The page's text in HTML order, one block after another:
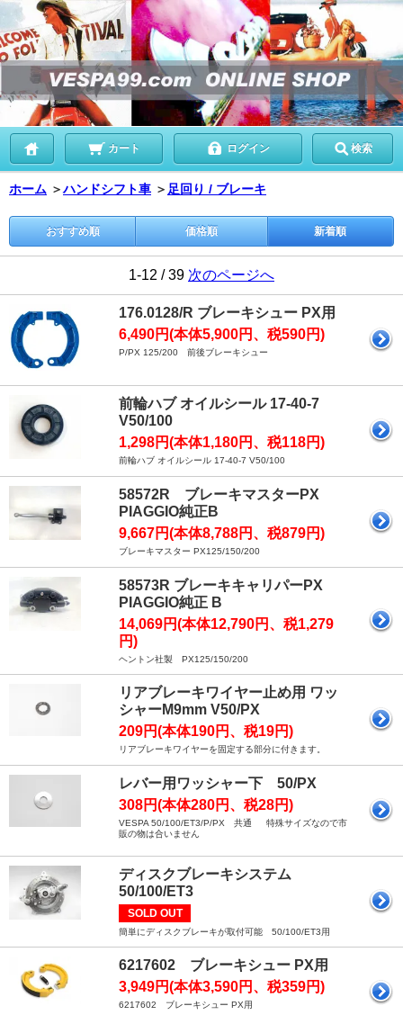
カート ログイン 検索
ホーム ＞ハンドシフト車 ＞ 足回り / ブレーキ
おすすめ順 価格順 新着順
1-12 / 39 次のページへ
176.0128/R ブレーキシュー PX用
6,490円(本体5,900円、税590円)
P/PX 125/200 前後ブレーキシュー
前輪ハブ オイルシール 17-40-7
V50/100
1,298円(本体1,180円、税118円)
前輪ハブ オイルシール 17-40-7 V50/100
58572R ブレーキマスターPX
PIAGGIO純正B
9,667円(本体8,788円、税879円)
ブレーキマスター PX125/150/200
58573R ブレーキキャリパーPX
PIAGGIO純正 B
14,069円(本体12,790円、税1,279
円)
ヘントン社製 PX125/150/200
リアブレーキワイヤー止め用 ワッ
シャーM9mm V50/PX
209円(本体190円、税19円)
リアブレーキワイヤーを固定する部分に付きます。
レバー用ワッシャー下 50/PX
308円(本体280円、税28円)
VESPA 50/100/ET3/P/PX 共通 特殊サイズなので市
販の物は合いません
ディスクブレーキシステム
50/100/ET3
SOLD OUT
簡単にディスクブレーキが取付可能 50/100/ET3用
6217602 ブレーキシュー PX用
3,949円(本体3,590円、税359円)
6217602 ブレーキシュー PX用